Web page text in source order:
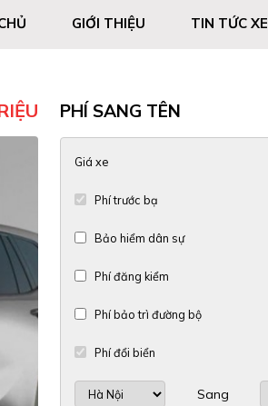
GIỚI THIỆU TIN TỨC XE
PHÍ SANG TÊN
Giá xe
Phí trước bạ
Bảo hiểm dân sự
Phí đăng kiểm
Phí bảo trì đường bộ
Phí đổi biển
Sang